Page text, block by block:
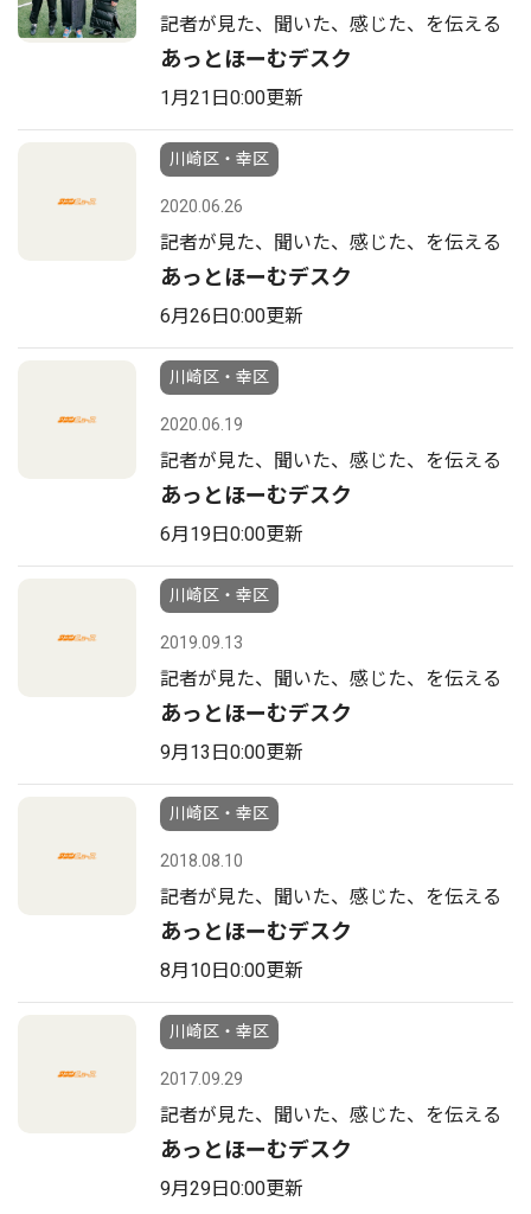
記者が見た、聞いた、感じた、を伝える
あっとほーむデスク
1月21日0:00更新
川崎区・幸区
2020.06.26
記者が見た、聞いた、感じた、を伝える
あっとほーむデスク
6月26日0:00更新
川崎区・幸区
2020.06.19
記者が見た、聞いた、感じた、を伝える
あっとほーむデスク
6月19日0:00更新
川崎区・幸区
2019.09.13
記者が見た、聞いた、感じた、を伝える
あっとほーむデスク
9月13日0:00更新
川崎区・幸区
2018.08.10
記者が見た、聞いた、感じた、を伝える
あっとほーむデスク
8月10日0:00更新
川崎区・幸区
2017.09.29
記者が見た、聞いた、感じた、を伝える
あっとほーむデスク
9月29日0:00更新